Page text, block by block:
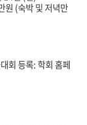
원 (숙박 및 저녁만
회 등록: 학회 홈페